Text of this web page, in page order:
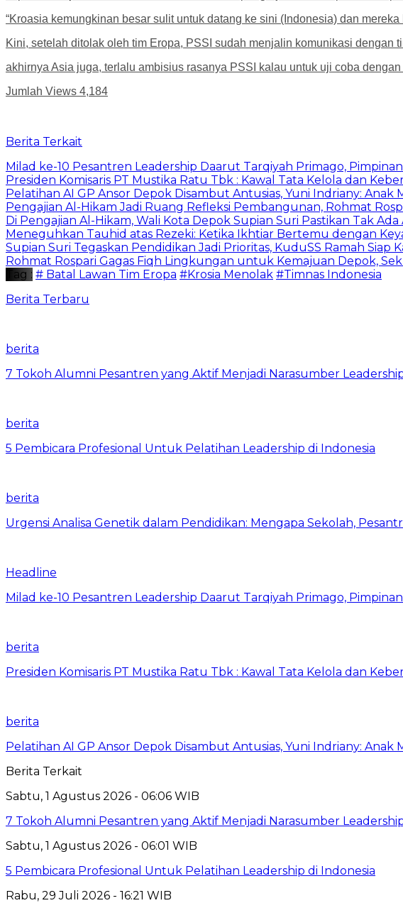
“Kroasia kemungkinan besar sulit untuk datang ke sini (Indonesia) dan
Kini, setelah ditolak oleh tim Eropa, PSSI sudah menjalin komunikasi dengan
akhirnya Asia juga, terlalu ambisius rasanya PSSI kalau untuk uji coba
Jumlah Views 4,184
Berita Terkait
Milad ke-10 Pesantren Leadership Daarut Tarqiyah Primago,
Presiden Komisaris PT Mustika Ratu Tbk : Kawal Tata Kelola dan
Pelatihan AI GP Ansor Depok Disambut Antusias, Yuni Indriany:
Pengajian Al-Hikam Jadi Ruang Refleksi Pembangunan, Rohmat
Di Pengajian Al-Hikam, Wali Kota Depok Supian Suri Pastikan Tak
Meneguhkan Tauhid atas Rezeki: Ketika Ikhtiar Bertemu dengan
Supian Suri Tegaskan Pendidikan Jadi Prioritas, KuduSS Ramah
Rohmat Rospari Gagas Fiqh Lingkungan untuk Kemajuan Depok,
Tag : # Batal Lawan Tim Eropa #Krosia Menolak #Timnas Indonesia
Berita Terbaru
berita
7 Tokoh Alumni Pesantren yang Aktif Menjadi Narasumber
berita
5 Pembicara Profesional Untuk Pelatihan Leadership di Indonesia
berita
Urgensi Analisa Genetik dalam Pendidikan: Mengapa Sekolah,
Headline
Milad ke-10 Pesantren Leadership Daarut Tarqiyah Primago,
berita
Presiden Komisaris PT Mustika Ratu Tbk : Kawal Tata Kelola dan
berita
Pelatihan AI GP Ansor Depok Disambut Antusias, Yuni Indriany:
Berita Terkait
Sabtu, 1 Agustus 2026 - 06:06 WIB
7 Tokoh Alumni Pesantren yang Aktif Menjadi Narasumber
Sabtu, 1 Agustus 2026 - 06:01 WIB
5 Pembicara Profesional Untuk Pelatihan Leadership di Indonesia
Rabu, 29 Juli 2026 - 16:21 WIB